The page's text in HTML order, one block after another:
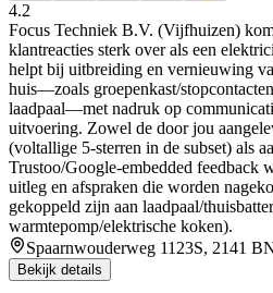
4.2
Focus Techniek B.V. (Vijfhuizen)
klantreacties sterk over als een
helpt bij uitbreiding en vernieuwing
huis—zoals groepenkast/
laadpaal—met nadruk op
uitvoering. Zowel de door jou
(voltallige 5-sterren in de subset) als
Trustoo/Google-embedded feedback
uitleg en afspraken die worden
gekoppeld zijn aan laadpaal/
warmtepomp/elektrische koken).
Spaarnwouderweg 1123S, 2141
Bekijk details